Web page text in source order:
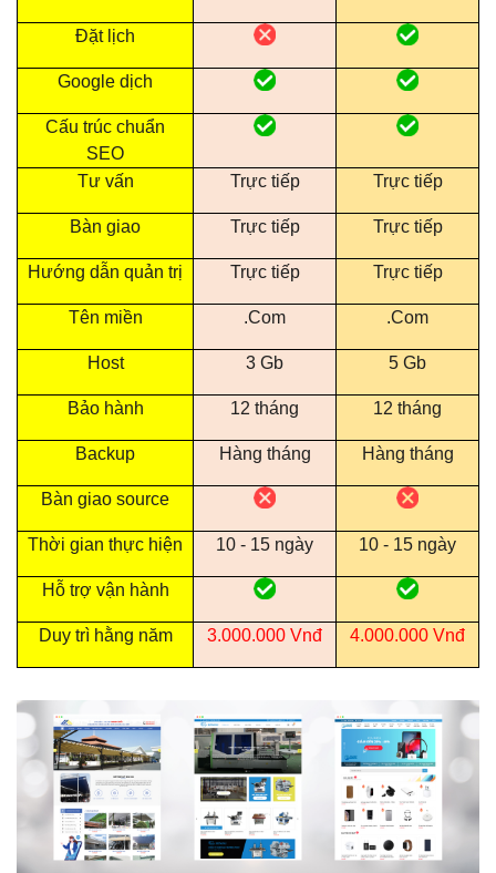
Đặt lịch
Google dịch
Cấu trúc chuẩn
SEO
Tư vấn
Trực tiếp Trực tiếp
Bàn giao Trực tiếp Trực tiếp
Hướng dẫn quản trị Trực tiếp Trực tiếp
Tên miền .Com .Com
Host 3 Gb 5 Gb
Bảo hành 12 tháng 12 tháng
Backup Hàng tháng Hàng tháng
Bàn giao source
Thời gian thực hiện 10 - 15 ngày 10 - 15 ngày
Hỗ trợ vận hành
Duy trì hằng năm 3.000.000 Vnđ 4.000.000 Vnđ